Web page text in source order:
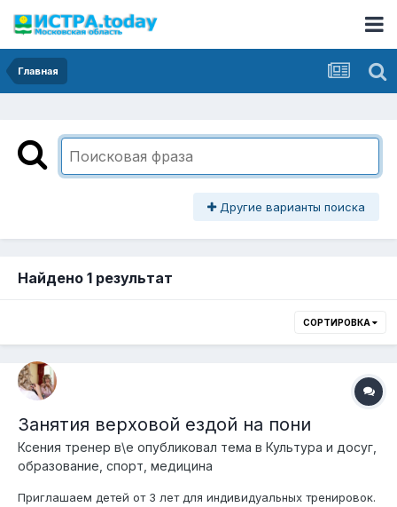
Главная
Другие варианты поиска
Найдено 1 результат
СОРТИРОВКА
Занятия верховой ездой на пони
Ксения тренер в\е опубликовал тема в Культура и досуг,
образование, спорт, медицина
Приглашаем детей от 3 лет для индивидуальных тренировок.